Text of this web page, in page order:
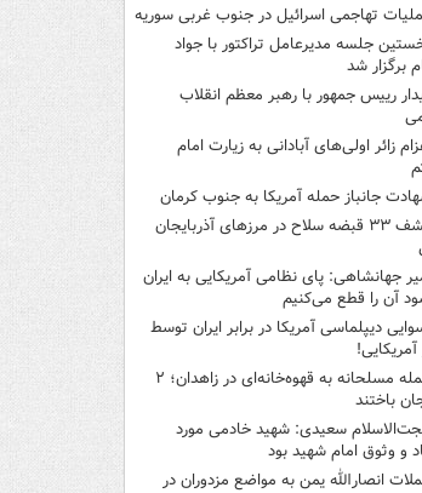
تهاجمی اسرائیل در جنوب غربی سوریه
جلسه مدیرعامل تراکتور با جواد
برگزار شد
رییس جمهور با رهبر معظم انقلاب
زائر اولی‌های آبادانی به زیارت امام
جانباز حمله آمریکا به جنوب کرمان
کشف ۳۳ قبضه سلاح در مرزهای آذربایجان
جهانشاهی: پای نظامی آمریکایی به ایران
آن را قطع می‌کنیم
دیپلماسی آمریکا در برابر ایران توسط
آمریکایی!
حمله مسلحانه به قهوه‌خانه‌ای در زاهدان؛ ۲
باختند
سعیدی: شهید خادمی مورد
و وثوق امام شهید بود
انصارالله یمن به مواضع مزدوران در